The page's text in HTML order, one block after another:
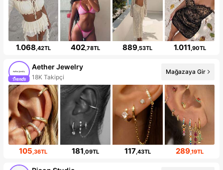
1.068,42TL 402,78TL 889,53TL 1.011,90TL
Aether Jewelry
18K Takipçi
Mağazaya Gir
105,36TL 181,09TL 117,43TL 289,19TL